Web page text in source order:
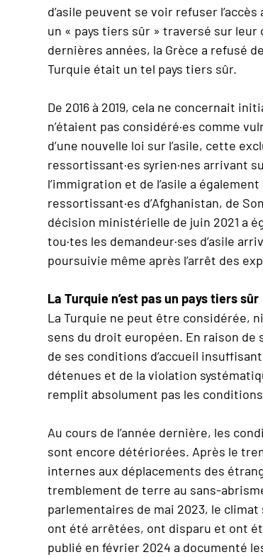
d’asile peuvent se voir refuser
un « pays tiers sûr » traversé sur leur
dernières années, la Grèce a refusé
Turquie était un tel pays tiers sûr.
De 2016 à 2019, cela ne concernait
n’étaient pas considéré·es comme
d’une nouvelle loi sur l’asile, cette
ressortissant·es syrien·nes arrivant
l’immigration et de l’asile a
ressortissant·es d’Afghanistan, de
décision ministérielle de juin 2021 a
tou·tes les demandeur·ses d’asile
poursuivie même après l’arrêt des
La Turquie n’est pas un pays tiers sûr
La Turquie ne peut être considérée,
sens du droit européen. En raison de
de ses conditions d’accueil
détenues et de la violation
remplit absolument pas les
Au cours de l’année dernière, les
sont encore détériorées. Après le
internes aux déplacements des
tremblement de terre au sans-
parlementaires de mai 2023, le
ont été arrêtées, ont disparu et ont
publié en février 2024 a documenté